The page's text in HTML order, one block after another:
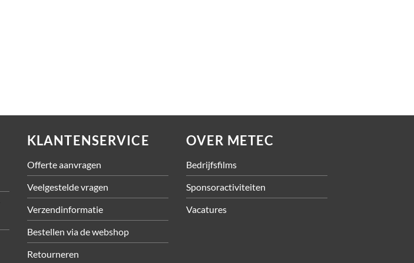
KLANTENSERVICE
Offerte aanvragen
Veelgestelde vragen
Verzendinformatie
Bestellen via de webshop
Retourneren
OVER METEC
Bedrijfsfilms
Sponsoractiviteiten
Vacatures